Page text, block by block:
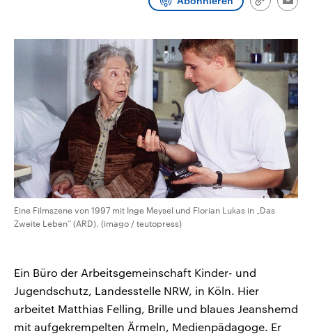
Link
Eine Filmszene von 1997 mit Inge Meysel und Florian Lukas in „Das
Zweite Leben“ (ARD). (imago / teutopress)
Ein Büro der Arbeitsgemeinschaft Kinder- und
Jugendschutz, Landesstelle NRW, in Köln. Hier
arbeitet Matthias Felling, Brille und blaues Jeanshemd
mit aufgekrempelten Ärmeln, Medienpädagoge. Er